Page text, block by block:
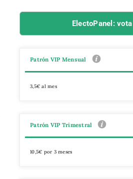
ElectoPanel: vota
Patrón VIP Mensual
3,5€ al mes
Patrón VIP Trimestral
10,5€ por 3 meses